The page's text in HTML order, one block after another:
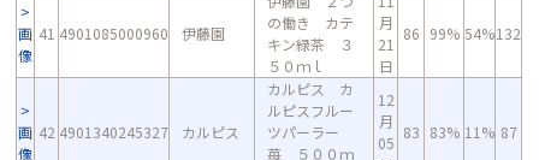
画
像
41 4901085000960 伊藤園
の働き カテ
キン緑茶 ３
５０ｍｌ
月
21
日
86 99% 54%132
画
像
42 4901340245327 カルピス
カルピス カ
ルピスフルー
ツパーラー
苺 ５００ｍ
12
月
05
83 83% 11% 87